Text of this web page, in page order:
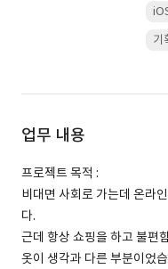
기
업무 내용
프로젝트 목적 :
비대면 사회로 가는데 온라
다.
근데 항상 쇼핑을 하고 불편
옷이 생각과 다른 부분이었